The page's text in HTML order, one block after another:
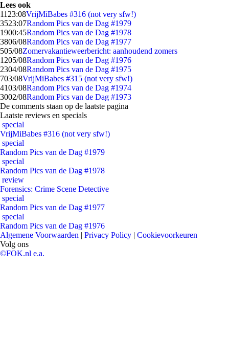
Lees ook
11 23:08VrijMiBabes #316 (not very sfw!)
3523:07Random Pics van de Dag #1979
1900:45Random Pics van de Dag #1978
3806/08Random Pics van de Dag #1977
505/08Zomervakantieweerbericht: aanhoudend zomers
1205/08Random Pics van de Dag #1976
2304/08Random Pics van de Dag #1975
703/08VrijMiBabes #315 (not very sfw!)
4103/08Random Pics van de Dag #1974
3002/08Random Pics van de Dag #1973
De comments staan op de laatste pagina
Laatste reviews en specials
special
VrijMiBabes #316 (not very sfw!)
special
Random Pics van de Dag #1979
special
Random Pics van de Dag #1978
review
Forensics: Crime Scene Detective
special
Random Pics van de Dag #1977
special
Random Pics van de Dag #1976
Algemene Voorwaarden | Privacy Policy | Cookievoorkeuren
Volg ons
©FOK.nl e.a.